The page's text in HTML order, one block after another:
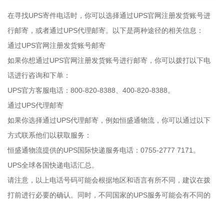
在寻找UPS寄件电话时，你可以选择通过UPS官网注册发货账号进
行邮寄，或者通过UPS代理邮寄。以下是两种途径的相关信息：
通过UPS官网注册发货账号邮寄
如果你想通过UPS官网注册发货账号进行邮寄，你可以拨打以下电
话进行咨询和下单：
UPS官方客服电话：800-820-8388、400-820-8388。
通过UPS代理邮寄
如果你选择通过UPS代理邮寄，例如恒盛通物流，你可以通过以下
方式联系他们以获取服务：
恒盛通物流提供的UPS国际快递服务电话：0755-2777 7171。
UPS全球各国快递电话汇总。
请注意，以上电话号码可能会根据地区和语言有所不同，建议在拨
打前进行必要的确认。同时，不同国家的UPS服务可能会有不同的